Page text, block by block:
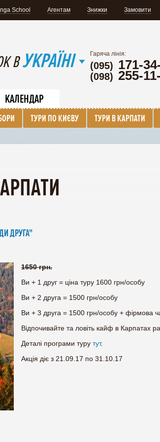
School Агентам Знижки Замовити
В УКРАЇНІ Гаряча лінія:
(095) 171-
(098) 255-
КАЛЕНДАР
ТУРИ ПО КИЄВУ ТУРИ В КАРПАТИ
ДРУГА"
1650 грн.
Ви + 1 друг = ціна туру 1600 грн/особу
Ви + 2 друга = 1500 грн/особу
Ви + 3 друга = 1500 грн/особу + фірмова
Відпочивайте та ловіть кайф в Карпатах
Деталі програми туру тут.
Акція діє з 21.09.17 по 31.10.17